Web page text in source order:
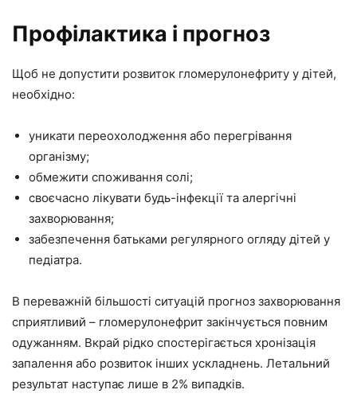
Профілактика і прогноз
Щоб не допустити розвиток гломерулонефриту у дітей,
необхідно:
уникати переохолодження або перегрівання
організму;
обмежити споживання солі;
своєчасно лікувати будь-інфекції та алергічні
захворювання;
забезпечення батьками регулярного огляду дітей у
педіатра.
В переважній більшості ситуацій прогноз захворювання
сприятливий – гломерулонефрит закінчується повним
одужанням. Вкрай рідко спостерігається хронізація
запалення або розвиток інших ускладнень. Летальний
результат наступає лише в 2% випадків.